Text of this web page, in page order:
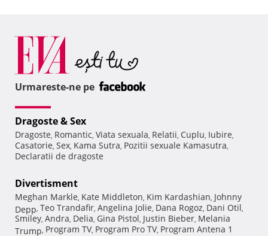
Urmareste-ne pe
Dragoste & Sex
Dragoste, Romantic, Viata sexuala, Relatii, Cuplu, Iubire,
Casatorie, Sex, Kama Sutra, Pozitii sexuale Kamasutra,
Declaratii de dragoste
Divertisment
Meghan Markle, Kate Middleton, Kim Kardashian, Johnny
Depp, Teo Trandafir, Angelina Jolie, Dana Rogoz, Dani Otil,
Smiley, Andra, Delia, Gina Pistol, Justin Bieber, Melania
Trump, Program TV, Program Pro TV, Program Antena 1